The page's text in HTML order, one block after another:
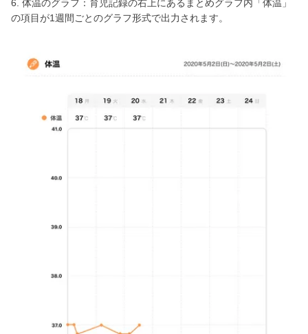
6. 体温のグラフ：育児記録の右上にあるまとめグラフ内「体温」
の項目が1週間ごとのグラフ形式で出力されます。